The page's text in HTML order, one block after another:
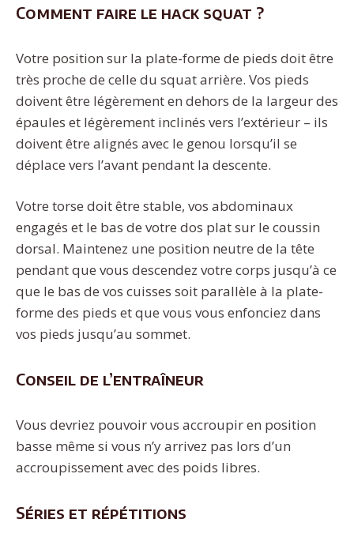
Comment faire le hack squat ?
Votre position sur la plate-forme de pieds doit être
très proche de celle du squat arrière. Vos pieds
doivent être légèrement en dehors de la largeur des
épaules et légèrement inclinés vers l’extérieur – ils
doivent être alignés avec le genou lorsqu’il se
déplace vers l’avant pendant la descente.
Votre torse doit être stable, vos abdominaux
engagés et le bas de votre dos plat sur le coussin
dorsal. Maintenez une position neutre de la tête
pendant que vous descendez votre corps jusqu’à ce
que le bas de vos cuisses soit parallèle à la plate-
forme des pieds et que vous vous enfonciez dans
vos pieds jusqu’au sommet.
Conseil de l’entraîneur
Vous devriez pouvoir vous accroupir en position
basse même si vous n’y arrivez pas lors d’un
accroupissement avec des poids libres.
Séries et répétitions